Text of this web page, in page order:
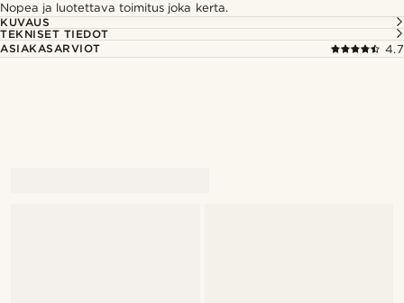
Nopea ja luotettava toimitus joka kerta.
KUVAUS
TEKNISET TIEDOT
ASIAKASARVIOT
4.7